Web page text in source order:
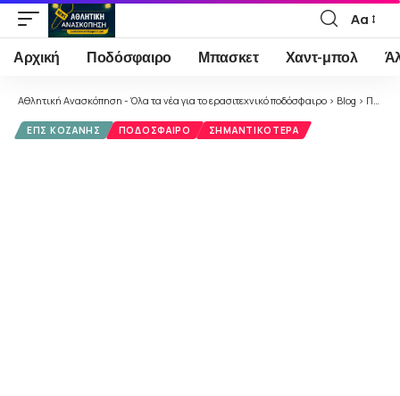
Font
Resizer
Αα
Αρχική Ποδόσφαιρο Μπασκετ Χαντ-μπολ
Αθλητική Ανασκόπηση - Όλα τα νέα για το ερασιτεχνικό ποδόσφαιρο > Blog > Ποδόσφαιρο
ΕΠΣ ΚΟΖΆΝΗΣ ΠΟΔΌΣΦΑΙΡΟ ΣΗΜΑΝΤΙΚΌΤΕΡΑ